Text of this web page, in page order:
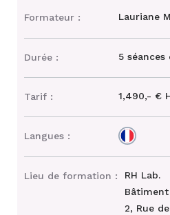
Formateur : Lauriane
Durée : 5 séances
Tarif : 1,490,- €
Langues :
Lieu de formation :
RH Lab.
2, Rue